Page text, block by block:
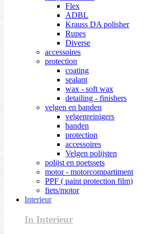
Flex
ADBL
Krauss DA polisher
Rupes
Diverse
accessoires
protection
coating
sealant
wax - soft wax
detailing - finishers
velgen en banden
velgenreinigers
banden
protection
accessoires
Velgen polijsten
polijst en poetssets
motor - motorcompartiment
PPF ( paint protection film)
fiets/motor
Interieur
In Interieur